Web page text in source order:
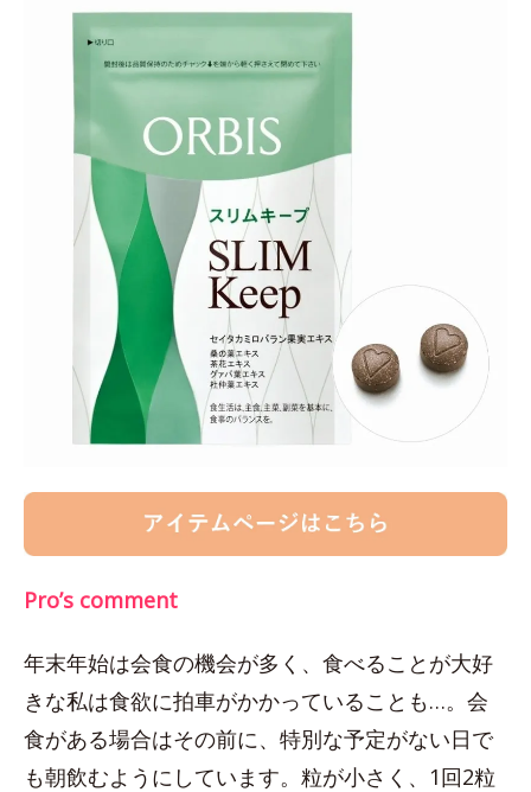
Pro’s comment
年末年始は会食の機会が多く、食べることが大好
きな私は食欲に拍車がかかっていることも…。会
食がある場合はその前に、特別な予定がない日で
も朝飲むようにしています。粒が小さく、1回2粒